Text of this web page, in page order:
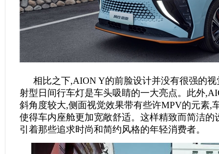
相比之下,AION Y的前脸设计并没有很强的
射型日间行车灯是车头吸睛的一大亮点。此外
斜角度较大,侧面视觉效果带有些许MPV的元素,
使得车内座舱更加宽敞舒适。这样精致而简洁的
引着那些追求时尚和简约风格的年轻消费者。